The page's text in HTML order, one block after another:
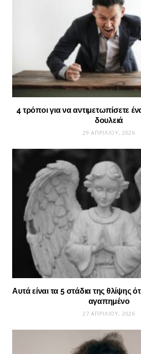
4 τρόποι για να αντιμετωπίσετε
δουλειά
29 ΑΠΡΙΛΊΟΥ, 2026
Αυτά είναι τα 5 στάδια της θλίψης
αγαπημένο
27 ΑΠΡΙΛΊΟΥ, 2026